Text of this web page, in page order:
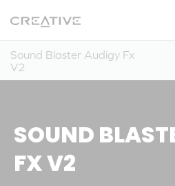
Sound Blaster Audigy Fx
V2
Volver arriba
SOUND
FX V2